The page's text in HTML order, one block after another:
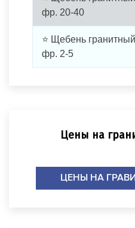
фр. 20-40
⭐ Щебень гранитный
фр. 2-5
Цены на
ЦЕНЫ НА